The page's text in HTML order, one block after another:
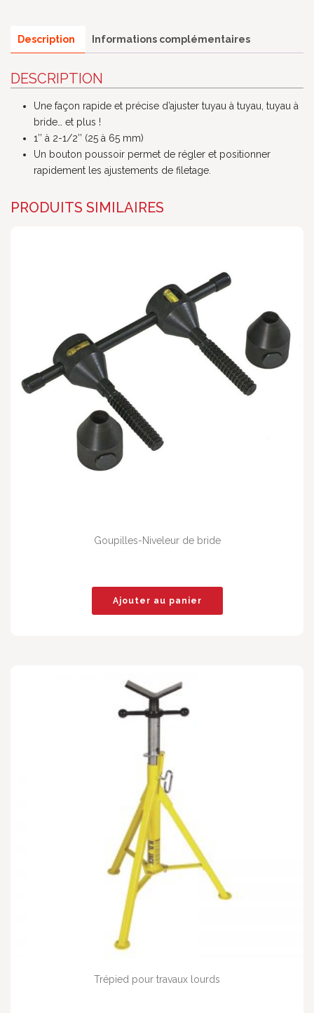
Description Informations complémentaires
DESCRIPTION
Une façon rapide et précise d’ajuster tuyau à tuyau, tuyau à
bride… et plus !
1’’ à 2-1/2’’ (25 à 65 mm)
Un bouton poussoir permet de régler et positionner
rapidement les ajustements de filetage.
PRODUITS SIMILAIRES
Goupilles-Niveleur de bride
Ajouter au panier
Trépied pour travaux lourds